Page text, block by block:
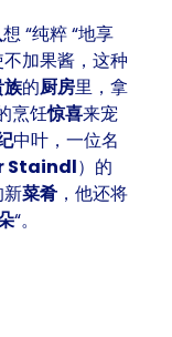
想 “纯粹 “地享
加果酱 ，这种
族的厨房里，拿
烹饪惊喜来宠
中叶，一位名
Staindl）的
新菜肴 ，他还将
“。